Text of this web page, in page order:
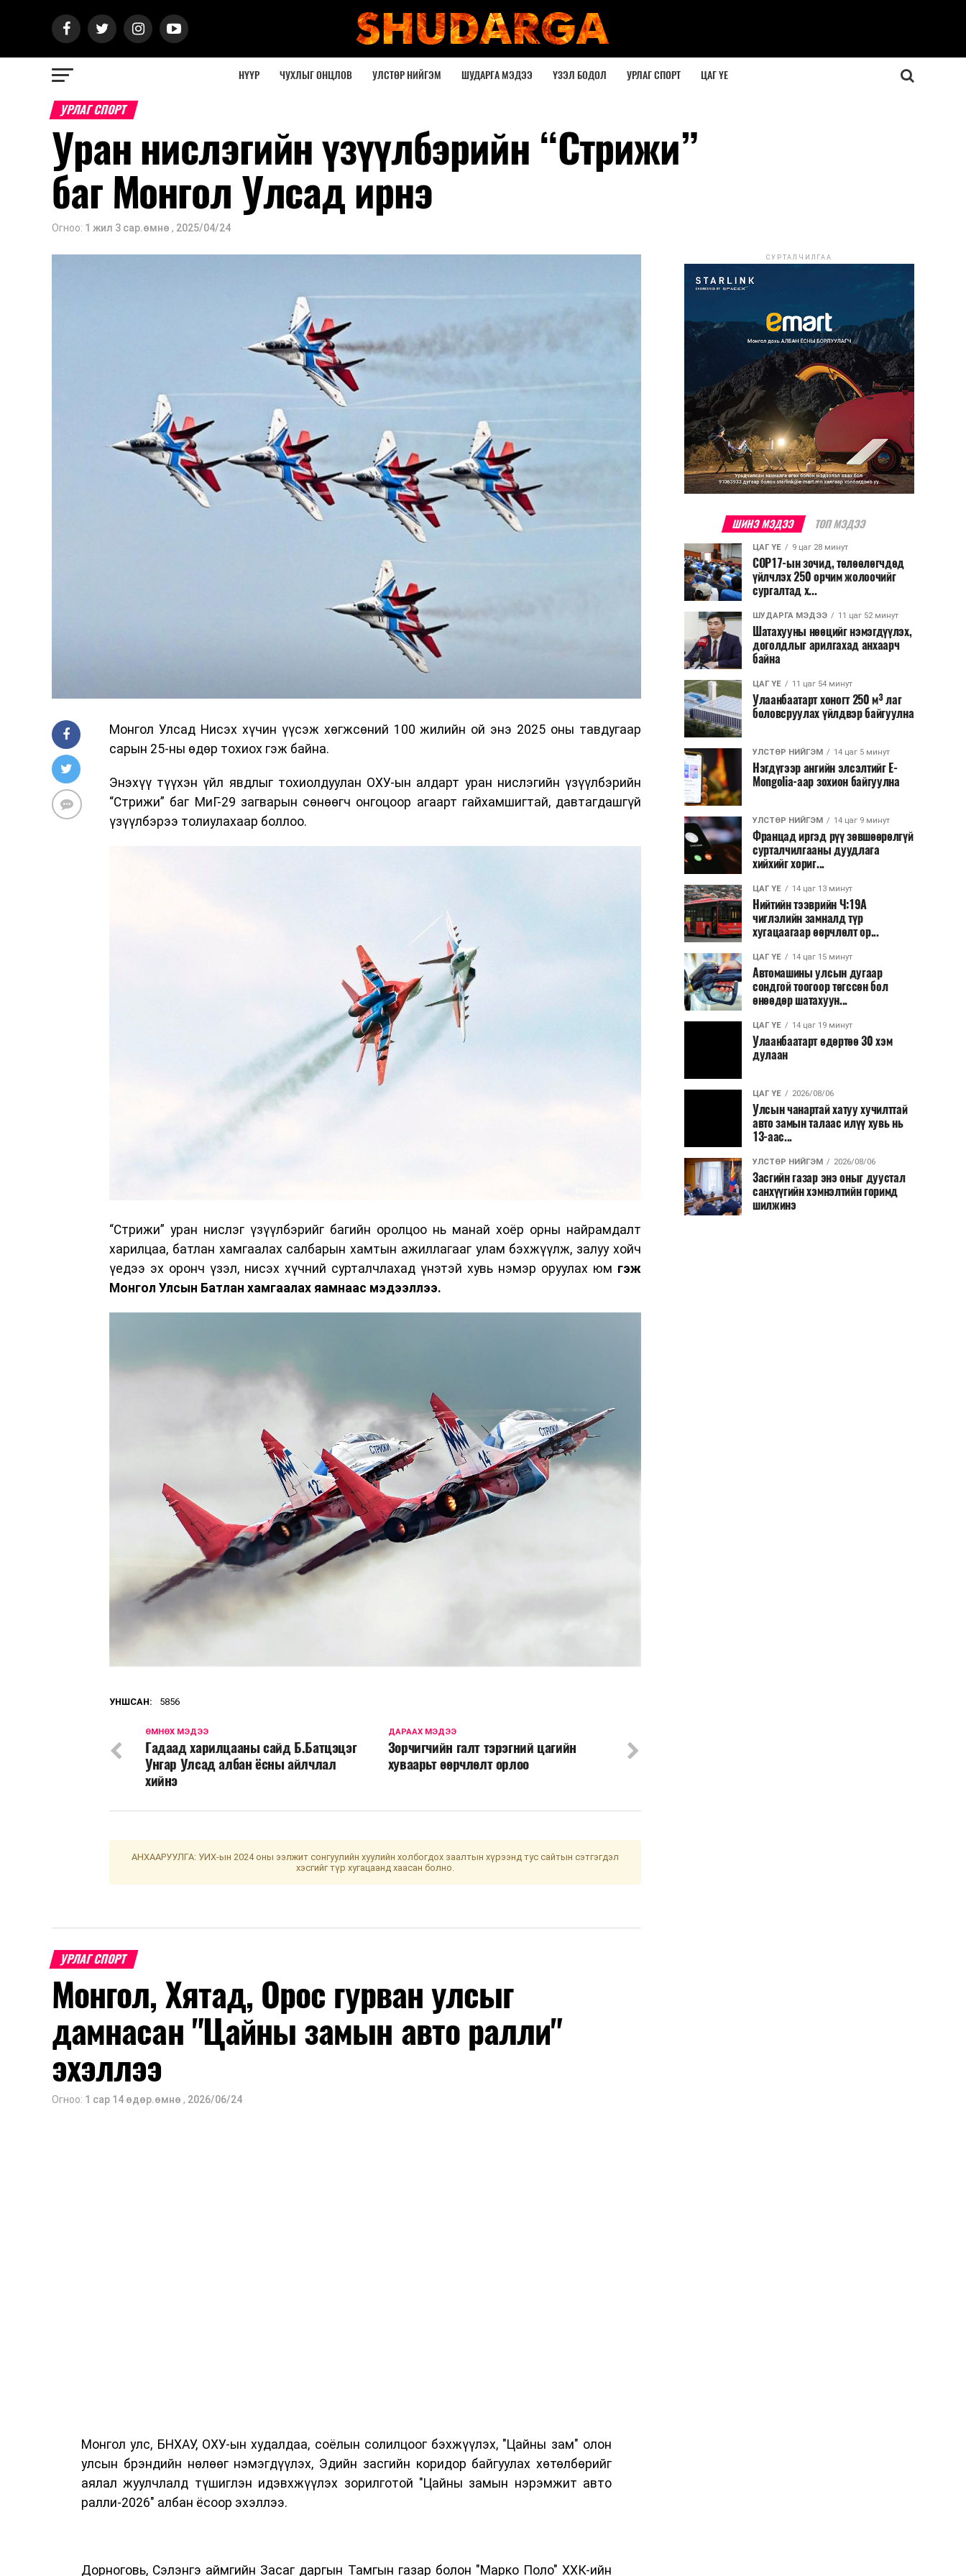
НҮҮР ЧУХЛЫГ ОНЦЛОВ УЛСТӨР НИЙГЭМ ШУДАРГА МЭДЭЭ ҮЗЭЛ БОДОЛ УРЛАГ СПОРТ ЦАГ ҮЕ
УРЛАГ СПОРТ
Уран нислэгийн үзүүлбэрийн “Стрижи”
баг Монгол Улсад ирнэ
Огноо: 1 жил 3 сар.өмнө , 2025/04/24
Монгол Улсад Нисэх хүчин үүсэж хөгжсөний 100 жилийн ой энэ 2025 оны тавдугаар
сарын 25-ны өдөр тохиох гэж байна.
Энэхүү түүхэн үйл явдлыг тохиолдуулан ОХУ-ын алдарт уран нислэгийн үзүүлбэрийн
“Стрижи” баг МиГ-29 загварын сөнөөгч онгоцоор агаарт гайхамшигтай, давтагдашгүй
үзүүлбэрээ толиулахаар боллоо.
“Стрижи” уран нислэг үзүүлбэрийг багийн оролцоо нь манай хоёр орны найрамдалт
харилцаа, батлан хамгаалах салбарын хамтын ажиллагааг улам бэхжүүлж, залуу хойч
үедээ эх оронч үзэл, нисэх хүчний сурталчлахад үнэтэй хувь нэмэр оруулах юм гэж
Монгол Улсын Батлан хамгаалах яамнаас мэдээллээ.
УНШСАН: 5856
ДАРААХ МЭДЭЭ
Зорчигчийн галт тэрэгний цагийн
хуваарьт өөрчлөлт орлоо
ӨМНӨХ МЭДЭЭ
Гадаад харилцааны сайд Б.Батцэцэг
Унгар Улсад албан ёсны айлчлал
хийнэ
АНХААРУУЛГА: УИХ-ын 2024 оны ээлжит сонгуулийн хуулийн холбогдох заалтын хүрээнд тус сайтын сэтгэгдэл
хэсгийг түр хугацаанд хаасан болно.
УРЛАГ СПОРТ
Монгол, Хятад, Орос гурван улсыг
дамнасан "Цайны замын авто ралли"
эхэллээ
Огноо: 1 сар 14 өдөр.өмнө , 2026/06/24
Монгол улс, БНХАУ, ОХУ-ын худалдаа, соёлын солилцоог бэхжүүлэх, "Цайны зам" олон
улсын брэндийн нөлөөг нэмэгдүүлэх, Эдийн засгийн коридор байгуулах хөтөлбөрийг
аялал жуулчлалд түшиглэн идэвхжүүлэх зорилготой "Цайны замын нэрэмжит авто
ралли-2026" албан ёсоор эхэллээ.
Дорноговь, Сэлэнгэ аймгийн Засаг даргын Тамгын газар болон "Марко Поло" ХХК-ийн
СУРТАЛЧИЛГАА
ШИНЭ МЭДЭЭ ТОП МЭДЭЭ
ЦАГ ҮЕ 9 цаг 28 минут
COP17-ын зочид, төлөөлөгчдөд
үйлчлэх 250 орчим жолоочийг
сургалтад х...
ШУДАРГА МЭДЭЭ 11 цаг 52 минут
Шатахууны нөөцийг нэмэгдүүлэх,
доголдлыг арилгахад анхаарч
байна
ЦАГ ҮЕ 11 цаг 54 минут
Улаанбаатарт хоногт 250 м³ лаг
боловсруулах үйлдвэр байгуулна
УЛСТӨР НИЙГЭМ 14 цаг 5 минут
Нэгдүгээр ангийн элсэлтийг E-
Mongolia-аар зохион байгуулна
УЛСТӨР НИЙГЭМ 14 цаг 9 минут
Францад иргэд рүү зөвшөөрөлгүй
сурталчилгааны дуудлага
хийхийг хориг...
ЦАГ ҮЕ 14 цаг 13 минут
Нийтийн тээврийн Ч:19А
чиглэлийн замналд түр
хугацаагаар өөрчлөлт ор...
ЦАГ ҮЕ 14 цаг 15 минут
Автомашины улсын дугаар
сондгой тоогоор төгссөн бол
өнөөдөр шатахуун...
ЦАГ ҮЕ 14 цаг 19 минут
Улаанбаатарт өдөртөө 30 хэм
дулаан
ЦАГ ҮЕ 2026/08/06
Улсын чанартай хатуу хучилттай
авто замын талаас илүү хувь нь
13-аас...
УЛСТӨР НИЙГЭМ 2026/08/06
Засгийн газар энэ оныг дуустал
санхүүгийн хэмнэлтийн горимд
шилжинэ